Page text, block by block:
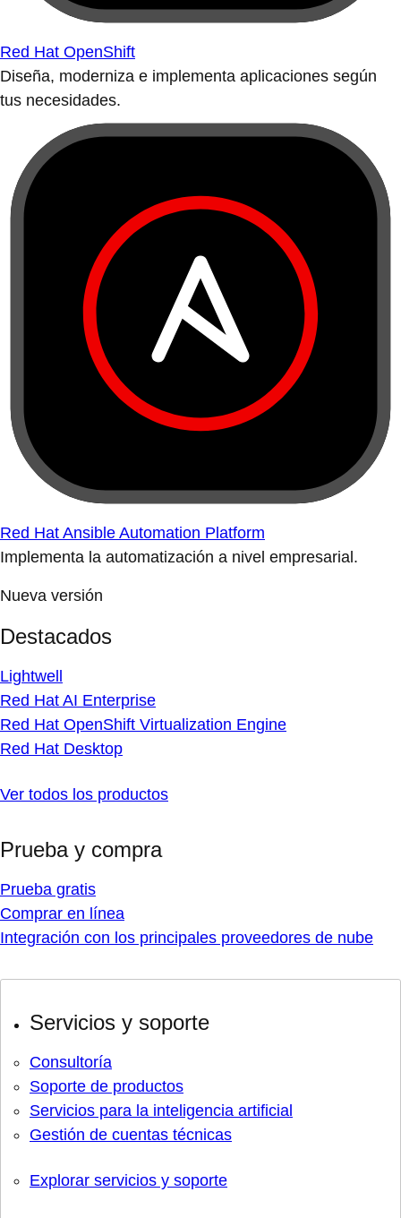
Red Hat OpenShift
Diseña, moderniza e implementa aplicaciones según
tus necesidades.
Red Hat Ansible Automation Platform
Implementa la automatización a nivel empresarial.
Nueva versión
Destacados
Lightwell
Red Hat AI Enterprise
Red Hat OpenShift Virtualization Engine
Red Hat Desktop
Ver todos los productos
Prueba y compra
Prueba gratis
Comprar en línea
Integración con los principales proveedores de nube
Servicios y soporte
Consultoría
Soporte de productos
Servicios para la inteligencia artificial
Gestión de cuentas técnicas
Explorar servicios y soporte